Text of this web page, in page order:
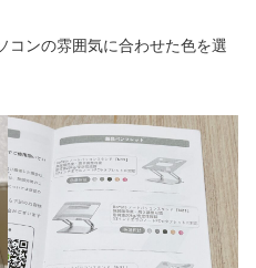
コンの雰囲気に合わせた色を選